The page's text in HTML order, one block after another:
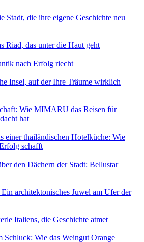
die ihre eigene Geschichte neu
Riad, das unter die Haut geht
nach Erfolg riecht
Insel, auf der Ihre Träume wirklich
Wie MIMARU das Reisen für
hat
einer thailändischen Hotelküche: Wie
schafft
den Dächern der Stadt: Bellustar
architektonisches Juwel am Ufer der
Italiens, die Geschichte atmet
Schluck: Wie das Weingut Orange